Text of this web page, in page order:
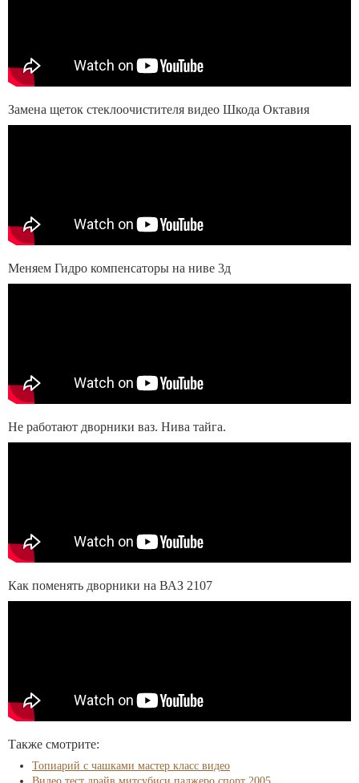
Замена щеток стеклоочистителя видео Шкода Октавия
Меняем Гидро компенсаторы на ниве 3д
Не работают дворники ваз. Нива тайга.
Как поменять дворники на ВАЗ 2107
Также смотрите:
Топиарий с чашками мастер класс видео